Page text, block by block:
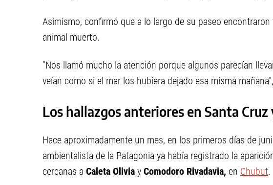
Asimismo, confirmó que a lo largo de su paseo
animal muerto.
"Nos llamó mucho la atención porque algunos parecían
veían como si el mar los hubiera dejado esa misma
Los hallazgos anteriores en Santa
Hace aproximadamente un mes, en los primeros días de
ambientalista de la Patagonia ya había registrado la
cercanas a Caleta Olivia y Comodoro Rivadavia, en Chubut.